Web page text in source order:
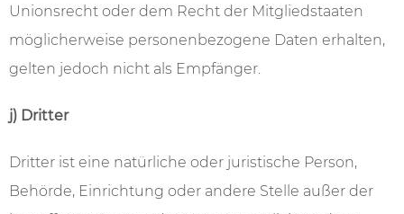
Unionsrecht oder dem Recht der Mitgliedstaaten
möglicherweise personenbezogene Daten erhalten,
gelten jedoch nicht als Empfänger.
j) Dritter
Dritter ist eine natürliche oder juristische Person,
Behörde, Einrichtung oder andere Stelle außer der